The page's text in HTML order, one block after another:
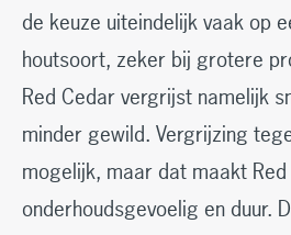
de keuze uiteindelijk vaak op
houtsoort, zeker bij grotere
Red Cedar vergrijst namelijk
minder gewild. Vergrijzing
mogelijk, maar dat maakt
onderhoudsgevoelig en duur.